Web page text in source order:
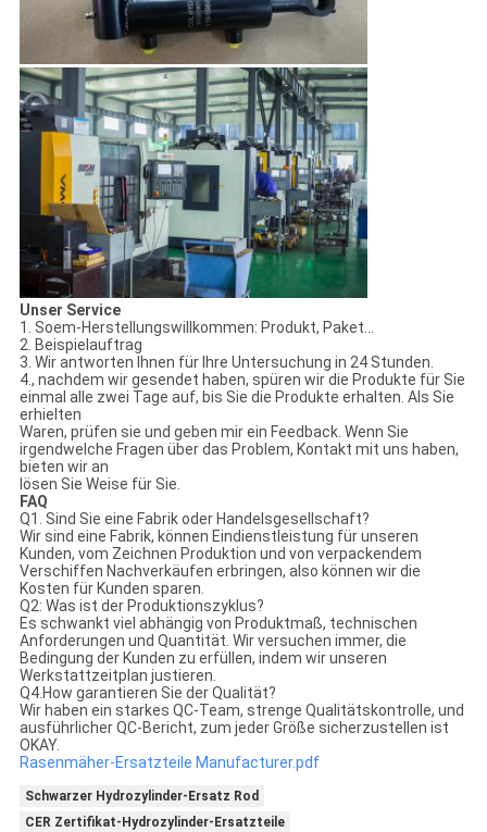
Unser Service
1. Soem-Herstellungswillkommen: Produkt, Paket…
2. Beispielauftrag
3. Wir antworten Ihnen für Ihre Untersuchung in 24 Stunden.
4., nachdem wir gesendet haben, spüren wir die Produkte für Sie
einmal alle zwei Tage auf, bis Sie die Produkte erhalten. Als Sie
erhielten
Waren, prüfen sie und geben mir ein Feedback. Wenn Sie
irgendwelche Fragen über das Problem, Kontakt mit uns haben,
bieten wir an
lösen Sie Weise für Sie.
FAQ
Q1. Sind Sie eine Fabrik oder Handelsgesellschaft?
Wir sind eine Fabrik, können Eindienstleistung für unseren
Kunden, vom Zeichnen Produktion und von verpackendem
Verschiffen Nachverkäufen erbringen, also können wir die
Kosten für Kunden sparen.
Q2: Was ist der Produktionszyklus?
Es schwankt viel abhängig von Produktmaß, technischen
Anforderungen und Quantität. Wir versuchen immer, die
Bedingung der Kunden zu erfüllen, indem wir unseren
Werkstattzeitplan justieren.
Q4.How garantieren Sie der Qualität?
Wir haben ein starkes QC-Team, strenge Qualitätskontrolle, und
ausführlicher QC-Bericht, zum jeder Größe sicherzustellen ist
OKAY.
Rasenmäher-Ersatzteile Manufacturer.pdf
Schwarzer Hydrozylinder-Ersatz Rod
CER Zertifikat-Hydrozylinder-Ersatzteile